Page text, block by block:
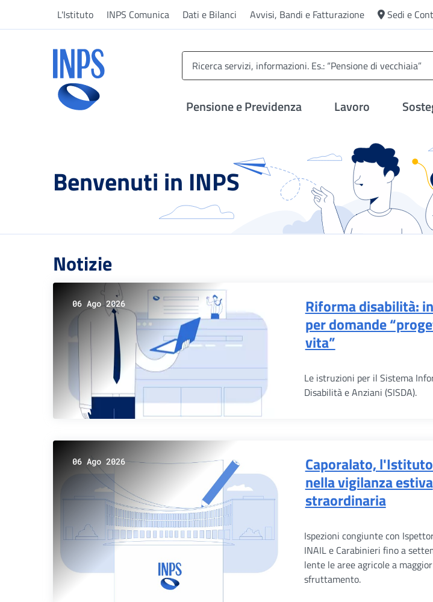
L'Istituto INPS Comunica Dati e Bilanci Avvisi, Bandi e Fatturazione Sedi e
Pensione e Previdenza Lavoro
Benvenuti in INPS
Notizie
06 Ago 2026
Riforma disabilità:
per domande
vita”
Le istruzioni per il Sistema
Disabilità e Anziani (SISDA).
06 Ago 2026
Caporalato,
nella vigilanza estiva
straordinaria
Ispezioni congiunte con
INAIL e Carabinieri fino a
lente le aree agricole a
sfruttamento.